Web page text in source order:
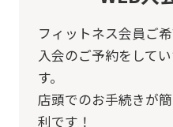
フィットネス会員ご希
入会のご予約をして
す。
店頭でのお手続きが
利です！